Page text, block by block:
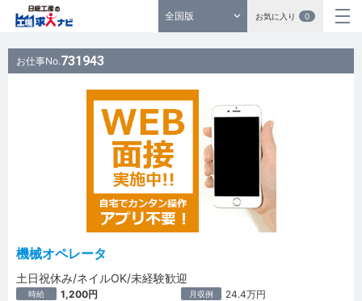
全国版 お気に入り 0
お仕事No.731943
機械オペレータ
土日祝休み/ネイルOK/未経験歓迎
時給 1,200円 月収例 24.4万円